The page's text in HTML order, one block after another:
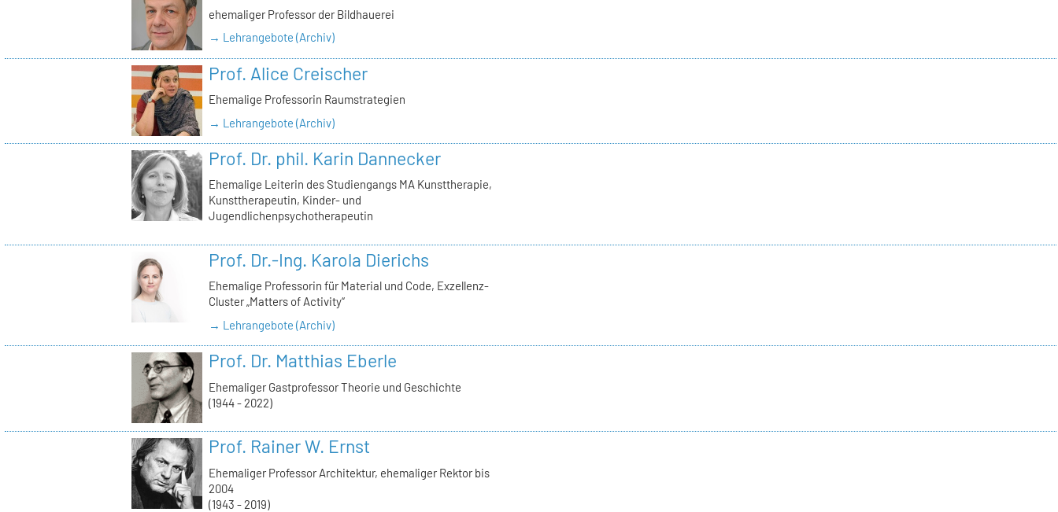
ehemaliger Professor der Bildhauerei
→ Lehrangebote (Archiv)
Prof. Alice Creischer
Ehemalige Professorin Raumstrategien
→ Lehrangebote (Archiv)
Prof. Dr. phil. Karin Dannecker
Ehemalige Leiterin des Studiengangs MA Kunsttherapie,
Kunsttherapeutin, Kinder- und
Jugendlichenpsychotherapeutin
Prof. Dr.-Ing. Karola Dierichs
Ehemalige Professorin für Material und Code, Exzellenz-
Cluster „Matters of Activity“
→ Lehrangebote (Archiv)
Prof. Dr. Matthias Eberle
Ehemaliger Gastprofessor Theorie und Geschichte
(1944 - 2022)
Prof. Rainer W. Ernst
Ehemaliger Professor Architektur, ehemaliger Rektor bis
2004
(1943 - 2019)